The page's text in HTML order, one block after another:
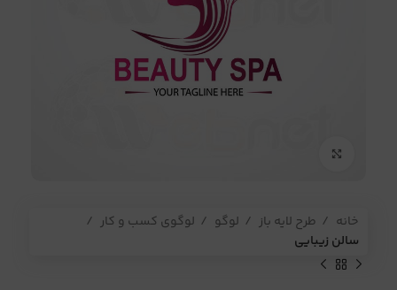
خانه طرح لایه باز لوگو
لوگوی کسب و کار
سالن زیبایی